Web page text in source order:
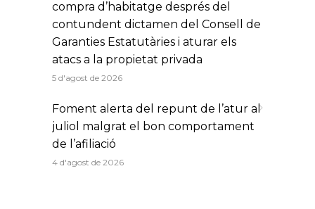
compra d’habitatge després del
contundent dictamen del Consell de
Garanties Estatutàries i aturar els
atacs a la propietat privada
5 d'agost de 2026
Foment alerta del repunt de l’atur al
juliol malgrat el bon comportament
de l’afiliació
4 d'agost de 2026